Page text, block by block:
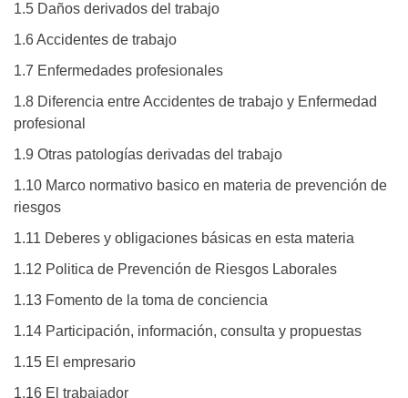
1.5 Daños derivados del trabajo
1.6 Accidentes de trabajo
1.7 Enfermedades profesionales
1.8 Diferencia entre Accidentes de trabajo y Enfermedad
profesional
1.9 Otras patologías derivadas del trabajo
1.10 Marco normativo basico en materia de prevención de
riesgos
1.11 Deberes y obligaciones básicas en esta materia
1.12 Politica de Prevención de Riesgos Laborales
1.13 Fomento de la toma de conciencia
1.14 Participación, información, consulta y propuestas
1.15 El empresario
1.16 El trabajador